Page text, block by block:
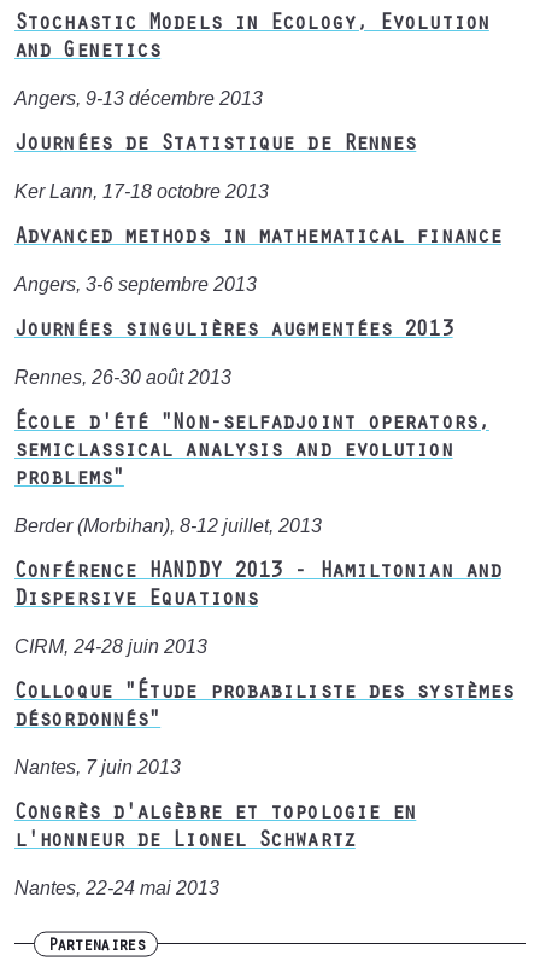
Stochastic Models in Ecology, Evolution
and Genetics
Angers, 9-13 décembre 2013
Journées de Statistique de Rennes
Ker Lann, 17-18 octobre 2013
Advanced methods in mathematical finance
Angers, 3-6 septembre 2013
Journées singulières augmentées 2013
Rennes, 26-30 août 2013
École d'été "Non-selfadjoint operators,
semiclassical analysis and evolution
problems"
Berder (Morbihan), 8-12 juillet, 2013
Conférence HANDDY 2013 - Hamiltonian and
Dispersive Equations
CIRM, 24-28 juin 2013
Colloque "Étude probabiliste des systèmes
désordonnés"
Nantes, 7 juin 2013
Congrès d'algèbre et topologie en
l'honneur de Lionel Schwartz
Nantes, 22-24 mai 2013
Partenaires